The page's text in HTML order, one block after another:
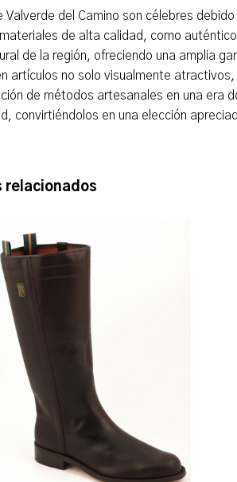
Valverde del Camino son célebres
de alta calidad, como
de la región, ofreciendo una amplia
artículos no solo visualmente
de métodos artesanales en una era
convirtiéndolos en una elección
relacionados